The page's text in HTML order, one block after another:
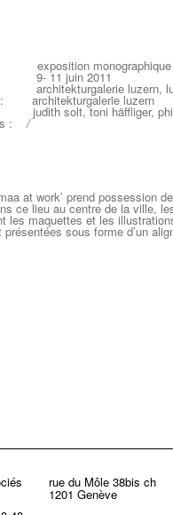
monographique
11 juin 2011
luzern,
: architekturgalerie luzern
solt, toni häffliger,
: /
at work’ prend possession
ce lieu au centre de la ville,
les maquettes et les
présentées sous forme d’un
rue du Môle 38bis ch
1201 Genève